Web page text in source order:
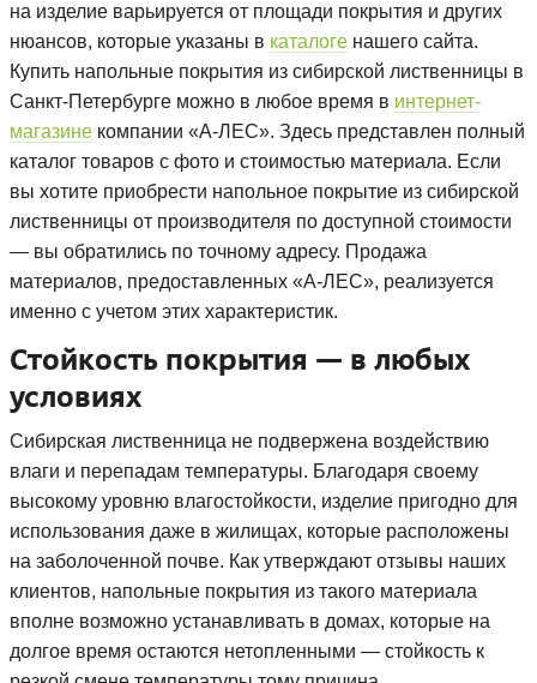
на изделие варьируется от площади покрытия и других
нюансов, которые указаны в каталоге нашего сайта.
Купить напольные покрытия из сибирской лиственницы в
Санкт-Петербурге можно в любое время в интернет-
магазине компании «А-ЛЕС». Здесь представлен полный
каталог товаров с фото и стоимостью материала. Если
вы хотите приобрести напольное покрытие из сибирской
лиственницы от производителя по доступной стоимости
— вы обратились по точному адресу. Продажа
материалов, предоставленных «А-ЛЕС», реализуется
именно с учетом этих характеристик.
Стойкость покрытия — в любых
условиях
Сибирская лиственница не подвержена воздействию
влаги и перепадам температуры. Благодаря своему
высокому уровню влагостойкости, изделие пригодно для
использования даже в жилищах, которые расположены
на заболоченной почве. Как утверждают отзывы наших
клиентов, напольные покрытия из такого материала
вполне возможно устанавливать в домах, которые на
долгое время остаются нетопленными — стойкость к